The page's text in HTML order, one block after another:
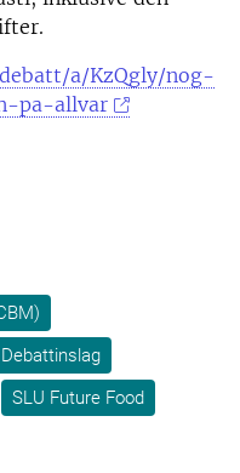
a/KzQgly/nog-
pa-allvar
Debattinslag
SLU Future Food